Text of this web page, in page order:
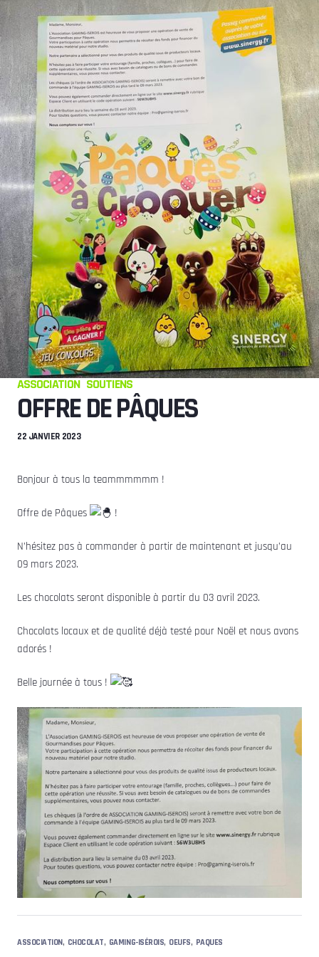
ASSOCIATION SOUTIENS
OFFRE DE PÂQUES
22 JANVIER 2023
Bonjour à tous la teammmmmm !
Offre de Pâques !
N’hésitez pas à commander à partir de maintenant et jusqu’au
09 mars 2023.
Les chocolats seront disponible à partir du 03 avril 2023.
Chocolats locaux et de qualité déjà testé pour Noël et nous avons
adorés !
Belle journée à tous !
ASSOCIATION, CHOCOLAT, GAMING-ISÉROIS, OEUFS, PAQUES